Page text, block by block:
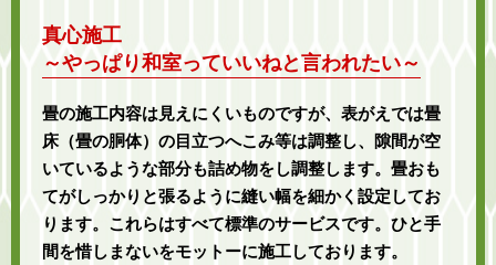
真心施工
～やっぱり和室っていいねと言われたい～
畳の施工内容は見えにくいものですが、表がえでは畳
床（畳の胴体）の目立つへこみ等は調整し、隙間が空
いているような部分も詰め物をし調整します。畳おも
てがしっかりと張るように縫い幅を細かく設定してお
ります。これらはすべて標準のサービスです。ひと手
間を惜しまないをモットーに施工しております。